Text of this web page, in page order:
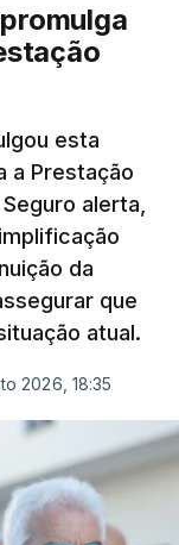
esta
a Prestação
alerta,
da
que
atual.
2026, 18:35